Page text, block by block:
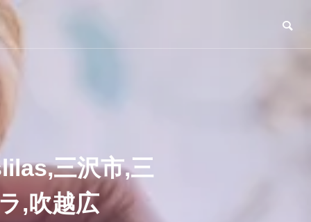
三沢市,三
,吹越広